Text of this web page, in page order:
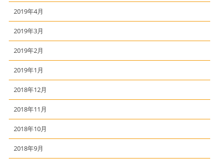
2019年4月
2019年3月
2019年2月
2019年1月
2018年12月
2018年11月
2018年10月
2018年9月